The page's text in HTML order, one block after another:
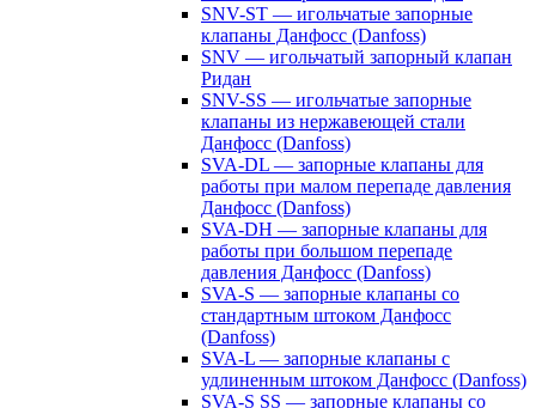
SNV-ST — игольчатые запорные
клапаны Данфосс (Danfoss)
SNV — игольчатый запорный клапан
Ридан
SNV-SS — игольчатые запорные
клапаны из нержавеющей стали
Данфосс (Danfoss)
SVA-DL — запорные клапаны для
работы при малом перепаде давления
Данфосс (Danfoss)
SVA-DH — запорные клапаны для
работы при большом перепаде
давления Данфосс (Danfoss)
SVA-S — запорные клапаны со
стандартным штоком Данфосс
(Danfoss)
SVA-L — запорные клапаны с
удлиненным штоком Данфосс (Danfoss)
SVA-S SS — запорные клапаны со